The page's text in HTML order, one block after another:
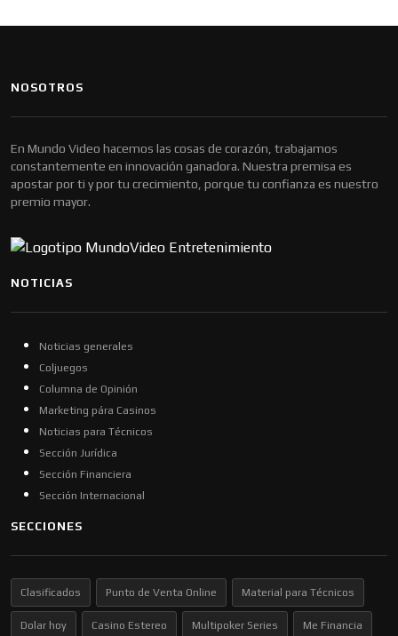
NOSOTROS
En Mundo Video hacemos las cosas de corazón, trabajamos
constantemente en innovación ganadora. Nuestra premisa es
apostar por ti y por tu crecimiento, porque tu confianza es nuestro
premio mayor.
NOTICIAS
Noticias generales
Coljuegos
Columna de Opinión
Marketing pára Casinos
Noticias para Técnicos
Sección Jurídica
Sección Financiera
Sección Internacional
SECCIONES
Clasificados Punto de Venta Online Material para Técnicos
Dolar hoy Casino Estereo Multipoker Series Me Financia